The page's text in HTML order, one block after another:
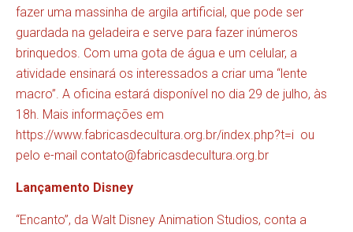
fazer uma massinha de argila artificial, que pode ser
guardada na geladeira e serve para fazer inúmeros
brinquedos. Com uma gota de água e um celular, a
atividade ensinará os interessados a criar uma “lente
macro”. A oficina estará disponível no dia 29 de julho, às
18h. Mais informações em
https://www.fabricasdecultura.org.br/index.php?t=i ou
pelo e-mail contato@fabricasdecultura.org.br
Lançamento Disney
“Encanto”, da Walt Disney Animation Studios, conta a